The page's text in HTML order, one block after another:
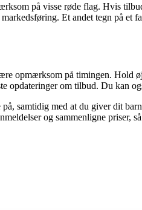
på visse røde flag. Hvis
Et andet tegn på
opmærksom på timingen.
opdateringer om tilbud. Du kan
samtidig med at du giver dit
og sammenligne priser,